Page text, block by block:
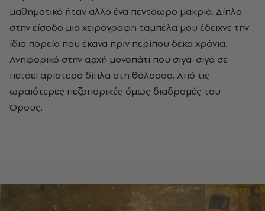
μαθηματικά ήταν άλλο ένα πεντάωρο μακριά. Δίπλα
στην είσοδο μια χειρόγραφη ταμπέλα μου έδειχνε την
ίδια πορεία που έκανα πριν περίπου δέκα χρόνια.
Ανηφορικό στην αρχή μονοπάτι που σιγά-σιγά σε
πετάει αριστερά δίπλα στη θάλασσα. Από τις
ωραιότερες πεζοπορικές όμως διαδρομές του
Όρους.